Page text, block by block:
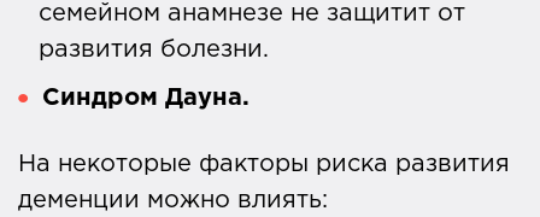
семейном анамнезе не защитит от
развития болезни.
Синдром Дауна.
На некоторые факторы риска развития
деменции можно влиять: